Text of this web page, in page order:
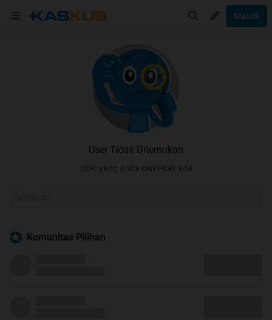
Masuk
User Tidak Ditemukan
User yang Anda cari tidak ada
Komunitas Pilihan